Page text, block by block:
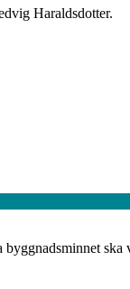
Haraldsdotter.